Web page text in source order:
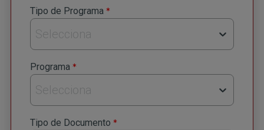
Tipo de Programa *
Selecciona
Programa *
Selecciona
Tipo de Documento *